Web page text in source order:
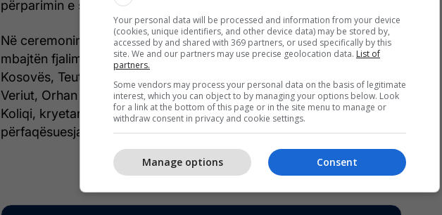
përparimin e shoqërisë”, u shpreh Asani.
Në ceremoninë e përurimit të kësaj pulle postare morën pjesë dhe
mbajtën fjalime drejtoresha e Institutit të Historisë “Ali Hadri” të
Kosovës, Teuta Shala Peli, drejtori i Postave të Maqedonisë së
Veriut, Orhan Kurtishi, drejtori i Shtëpisë Botuese “Drita”, Fatmir
Koliqi, kryetari i Shoqatës “Lëvizja”, Xhevat Bislimi, si dhe
përfaqësuesja e Ambasadës së Republikës së Shqipërisë në Shkup.
Your personal data will be processed and information from your device
(cookies, unique identifiers, and other device data) may be stored by,
accessed by and shared with 369 partners, or used specifically by this
site. We and our partners may use precise geolocation data. List of
partners.
Some vendors may process your personal data on the basis of legitimate
interest, which you can object to by managing your options below. Look
for a link at the bottom of this page or in the site menu to manage or
withdraw consent in privacy and cookie settings.
Consent
Manage options